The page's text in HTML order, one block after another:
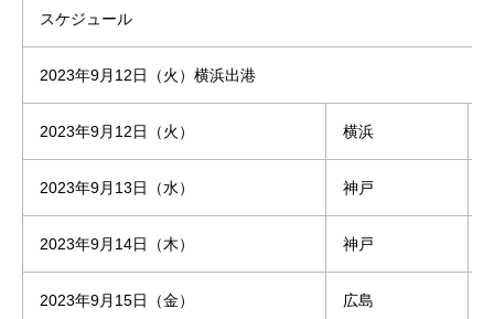
スケジュール
2023年9月12日（火）横浜出港
2023年9月12日（火） 横浜
2023年9月13日（水） 神戸
2023年9月14日（木） 神戸
2023年9月15日（金） 広島